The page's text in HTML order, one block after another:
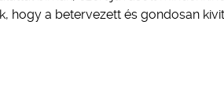
hogy a betervezett és gondosan